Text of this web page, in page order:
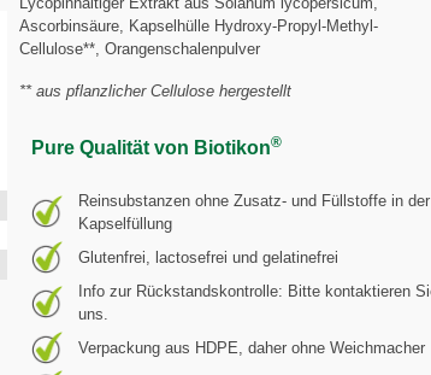
Ascorbinsäure, Kapselhülle Hydroxy-Propyl-Methyl-
Cellulose**, Orangenschalenpulver
** aus pflanzlicher Cellulose hergestellt
Pure Qualität von Biotikon®
Reinsubstanzen ohne Zusatz- und Füllstoffe in der
Kapselfüllung
Glutenfrei, lactosefrei und gelatinefrei
Info zur Rückstandskontrolle: Bitte kontaktieren
uns.
Verpackung aus HDPE, daher ohne Weichmacher